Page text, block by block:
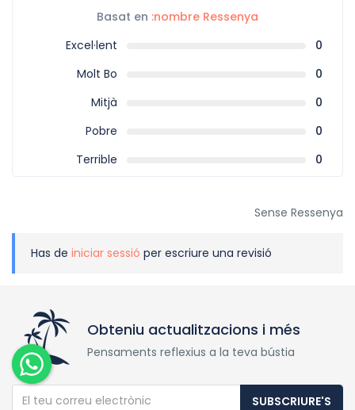
Basat en :nombre Ressenya
Excel·lent
0
Molt Bo
0
Mitjà
0
Pobre
0
Terrible
0
Sense Ressenya
Has de iniciar sessió per escriure una revisió
Obteniu actualitzacions i més
Pensaments reflexius a la teva bústia
SUBSCRIURE'S